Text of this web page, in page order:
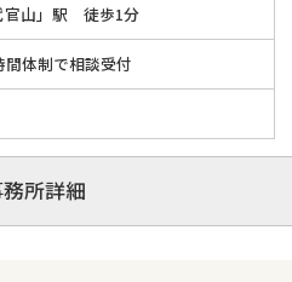
官山」駅 徒歩1分
体制で相談受付
所詳細